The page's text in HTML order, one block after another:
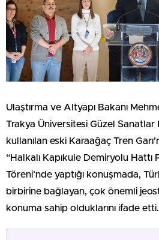
Ulaştırma ve Altyapı Bakanı
Trakya Üniversitesi Güzel Sanatlar
kullanılan eski Karaağaç Tren
“Halkalı Kapıkule Demiryolu Hattı
Töreni’nde yaptığı konuşmada,
birbirine bağlayan, çok önemli
konuma sahip olduklarını ifade etti.